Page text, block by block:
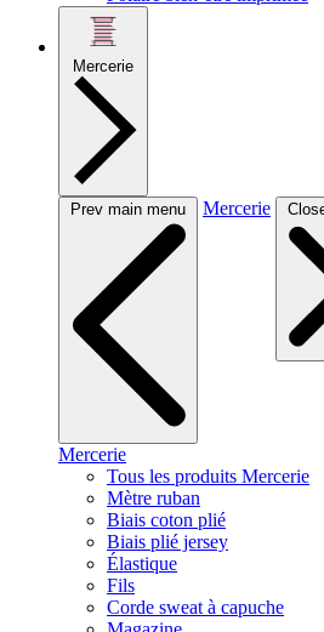
Mercerie
Prev main menu Mercerie
Mercerie
Tous les produits Mercerie
Mètre ruban
Biais coton plié
Biais plié jersey
Élastique
Fils
Corde sweat à capuche